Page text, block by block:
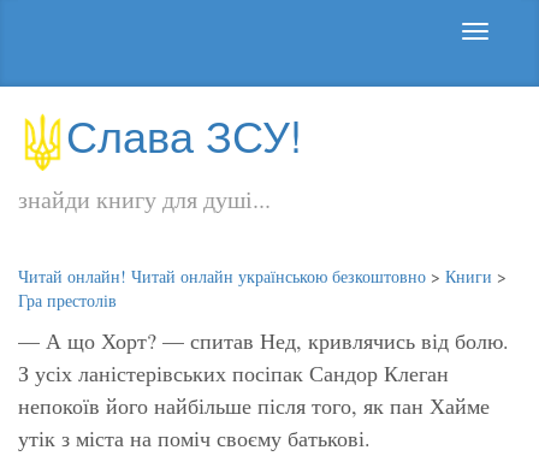
Слава ЗСУ!
знайди книгу для душі...
Читай онлайн! Читай онлайн українською безкоштовно > Книги >
Гра престолів
— А що Хорт? — спитав Нед, кривлячись від болю.
З усіх ланістерівських посіпак Сандор Клеган
непокоїв його найбільше після того, як пан Хайме
утік з міста на поміч своєму батькові.